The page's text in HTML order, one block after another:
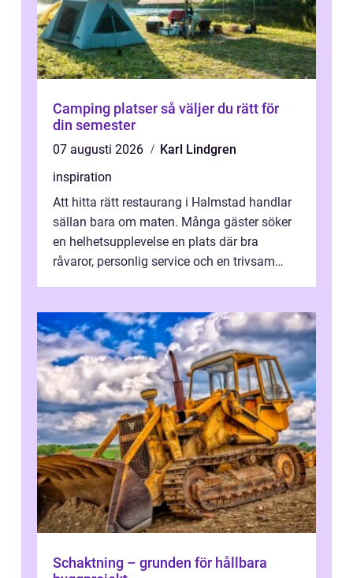
Camping platser så väljer du rätt för
din semester
07 augusti 2026
Karl Lindgren
inspiration
Att hitta rätt restaurang i Halmstad handlar
sällan bara om maten. Många gäster söker
en helhetsupplevelse en plats där bra
råvaror, personlig service och en trivsam
Schaktning – grunden för hållbara